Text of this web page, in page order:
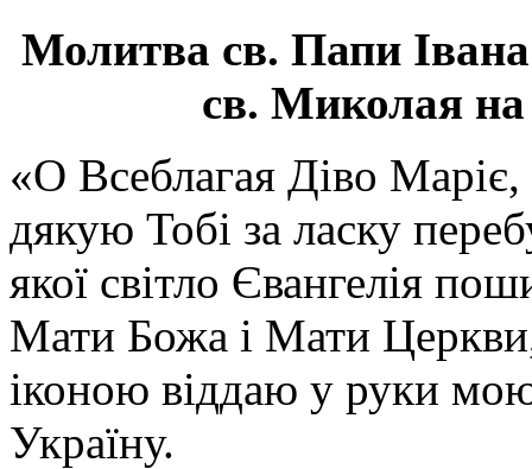
Молитва св. Папи
св. Миколая на
«О Всеблагая Діво
дякую Тобі за ласку
якої світло Євангелія
Мати Божа і Мати
іконою віддаю у руки
Україну.